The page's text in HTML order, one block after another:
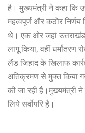
है। मुख्यमंत्री ने कहा कि
महत्वपूर्ण और कठोर निर्णय
थे। एक ओर जहां
लागू किया, वहीं धर्मांतरण
लैंड जिहाद के खिलाफ
अतिक्रमण से मुक्त किया
की जा रही है।मुख्यमंत्री
लिये सर्वाेपरि है।